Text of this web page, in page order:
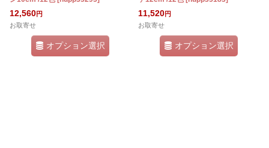
12,560円
お取寄せ
オプション選択
11,520円
お取寄せ
オプション選択